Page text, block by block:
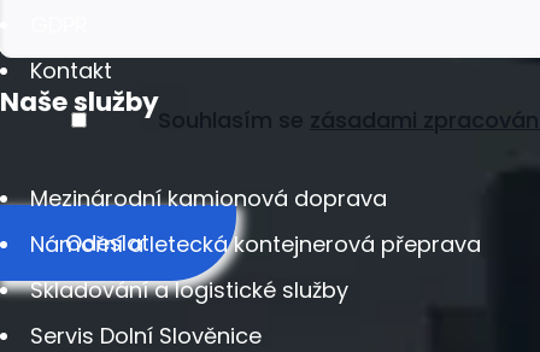
Souhlasím se zásadami
Odeslat
Kontakt
Naše služby
Mezinárodní kamionová doprava
Námořní a letecká kontejnerová přeprava
Skladování a logistické služby
Servis Dolní Slověnice